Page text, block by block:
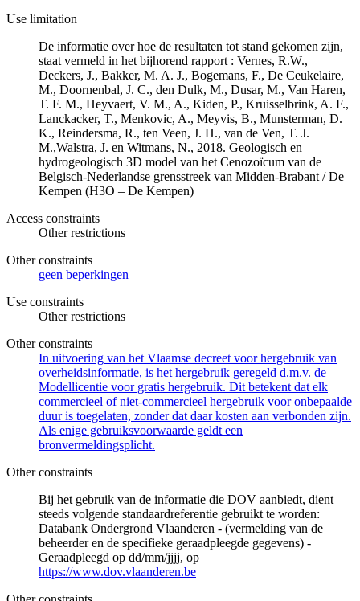
Use limitation
De informatie over hoe de resultaten tot stand gekomen zijn,
staat vermeld in het bijhorend rapport : Vernes, R.W.,
Deckers, J., Bakker, M. A. J., Bogemans, F., De Ceukelaire,
M., Doornenbal, J. C., den Dulk, M., Dusar, M., Van Haren,
T. F. M., Heyvaert, V. M., A., Kiden, P., Kruisselbrink, A. F.,
Lanckacker, T., Menkovic, A., Meyvis, B., Munsterman, D.
K., Reindersma, R., ten Veen, J. H., van de Ven, T. J.
M.,Walstra, J. en Witmans, N., 2018. Geologisch en
hydrogeologisch 3D model van het Cenozoïcum van de
Belgisch-Nederlandse grensstreek van Midden-Brabant / De
Kempen (H3O – De Kempen)
Access constraints
Other restrictions
Other constraints
geen beperkingen
Use constraints
Other restrictions
Other constraints
In uitvoering van het Vlaamse decreet voor hergebruik van
overheidsinformatie, is het hergebruik geregeld d.m.v. de
Modellicentie voor gratis hergebruik. Dit betekent dat elk
commercieel of niet-commercieel hergebruik voor onbepaalde
duur is toegelaten, zonder dat daar kosten aan verbonden zijn.
Als enige gebruiksvoorwaarde geldt een
bronvermeldingsplicht.
Other constraints
Bij het gebruik van de informatie die DOV aanbiedt, dient
steeds volgende standaardreferentie gebruikt te worden:
Databank Ondergrond Vlaanderen - (vermelding van de
beheerder en de specifieke geraadpleegde gegevens) -
Geraadpleegd op dd/mm/jjjj, op
https://www.dov.vlaanderen.be